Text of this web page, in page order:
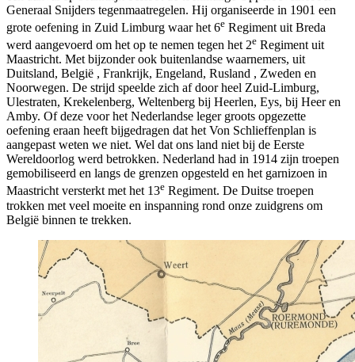
Generaal Snijders tegenmaatregelen. Hij organiseerde in 1901 een
grote oefening in Zuid Limburg waar het 6e Regiment uit Breda
werd aangevoerd om het op te nemen tegen het 2e Regiment uit
Maastricht. Met bijzonder ook buitenlandse waarnemers, uit
Duitsland, België , Frankrijk, Engeland, Rusland , Zweden en
Noorwegen. De strijd speelde zich af door heel Zuid-Limburg,
Ulestraten, Krekelenberg, Weltenberg bij Heerlen, Eys, bij Heer en
Amby. Of deze voor het Nederlandse leger groots opgezette
oefening eraan heeft bijgedragen dat het Von Schlieffenplan is
aangepast weten we niet. Wel dat ons land niet bij de Eerste
Wereldoorlog werd betrokken. Nederland had in 1914 zijn troepen
gemobiliseerd en langs de grenzen opgesteld en het garnizoen in
Maastricht versterkt met het 13e Regiment. De Duitse troepen
trokken met veel moeite en inspanning rond onze zuidgrens om
België binnen te trekken.